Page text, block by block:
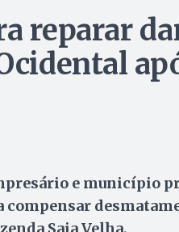
reparar
e município
compensar